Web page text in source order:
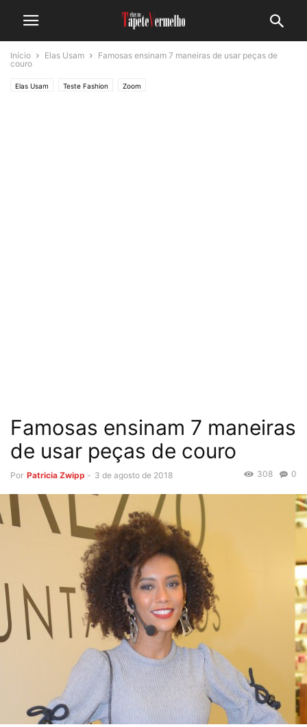
Início Elas Usam
Famosas ensinam 7 maneiras de usar peças de
couro
Elas Usam Teste Fashion Zoom
Famosas ensinam 7 maneiras
de usar peças de couro
Por Patricia Zwipp - 3 de agosto de 2018 0
308